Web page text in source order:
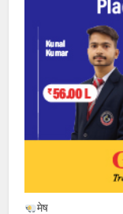
मेष